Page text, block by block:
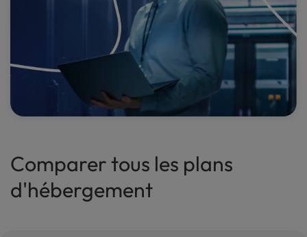
Comparer tous les plans
d'hébergement